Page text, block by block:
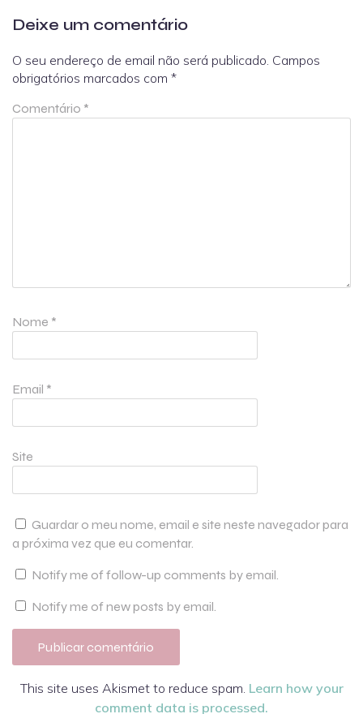
Deixe um comentário
O seu endereço de email não será publicado. Campos
obrigatórios marcados com *
Comentário *
Nome *
Email *
Site
Guardar o meu nome, email e site neste navegador para
a próxima vez que eu comentar.
Notify me of follow-up comments by email.
Notify me of new posts by email.
This site uses Akismet to reduce spam. Learn how your
comment data is processed.